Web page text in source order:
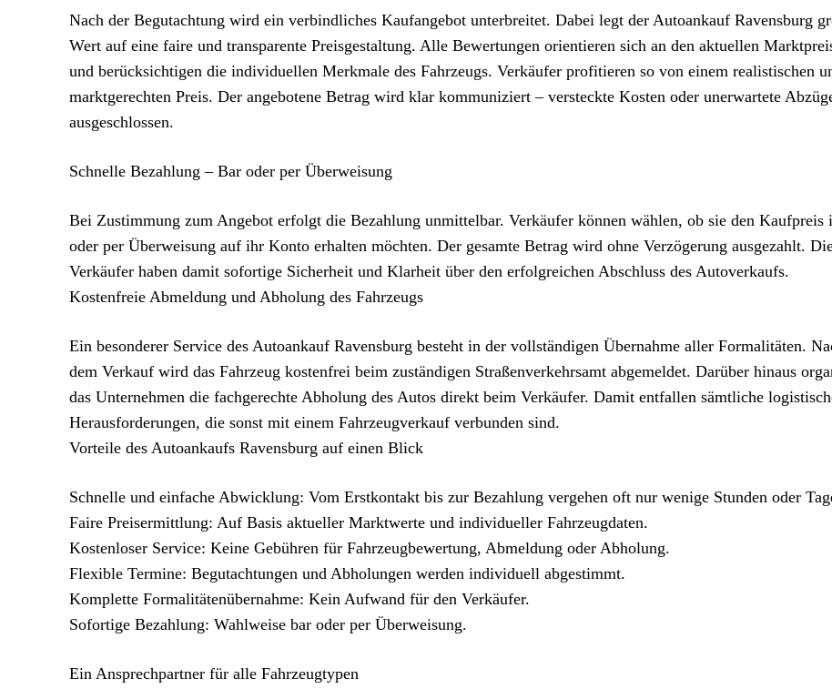
Nach der Begutachtung wird ein verbindliches Kaufangebot unterbreitet. Dabei legt der Autoankauf Ravensburg
Wert auf eine faire und transparente Preisgestaltung. Alle Bewertungen orientieren sich an den aktuellen
und berücksichtigen die individuellen Merkmale des Fahrzeugs. Verkäufer profitieren so von einem realistischen
marktgerechten Preis. Der angebotene Betrag wird klar kommuniziert – versteckte Kosten oder unerwartete
ausgeschlossen.
Schnelle Bezahlung – Bar oder per Überweisung
Bei Zustimmung zum Angebot erfolgt die Bezahlung unmittelbar. Verkäufer können wählen, ob sie den Kaufpreis
oder per Überweisung auf ihr Konto erhalten möchten. Der gesamte Betrag wird ohne Verzögerung ausgezahlt.
Verkäufer haben damit sofortige Sicherheit und Klarheit über den erfolgreichen Abschluss des Autoverkaufs.
Kostenfreie Abmeldung und Abholung des Fahrzeugs
Ein besonderer Service des Autoankauf Ravensburg besteht in der vollständigen Übernahme aller Formalitäten.
dem Verkauf wird das Fahrzeug kostenfrei beim zuständigen Straßenverkehrsamt abgemeldet. Darüber hinaus
das Unternehmen die fachgerechte Abholung des Autos direkt beim Verkäufer. Damit entfallen sämtliche
Herausforderungen, die sonst mit einem Fahrzeugverkauf verbunden sind.
Vorteile des Autoankaufs Ravensburg auf einen Blick
Schnelle und einfache Abwicklung: Vom Erstkontakt bis zur Bezahlung vergehen oft nur wenige Stunden oder
Faire Preisermittlung: Auf Basis aktueller Marktwerte und individueller Fahrzeugdaten.
Kostenloser Service: Keine Gebühren für Fahrzeugbewertung, Abmeldung oder Abholung.
Flexible Termine: Begutachtungen und Abholungen werden individuell abgestimmt.
Komplette Formalitätenübernahme: Kein Aufwand für den Verkäufer.
Sofortige Bezahlung: Wahlweise bar oder per Überweisung.
Ein Ansprechpartner für alle Fahrzeugtypen